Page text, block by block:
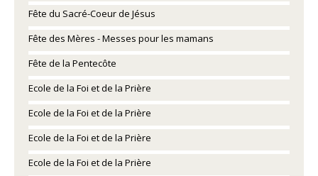
Fête du Sacré-Coeur de Jésus
Fête des Mères - Messes pour les mamans
Fête de la Pentecôte
Ecole de la Foi et de la Prière
Ecole de la Foi et de la Prière
Ecole de la Foi et de la Prière
Ecole de la Foi et de la Prière